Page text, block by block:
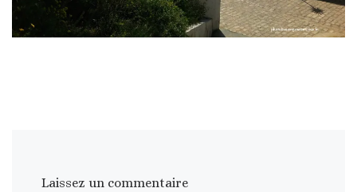
Laissez un commentaire